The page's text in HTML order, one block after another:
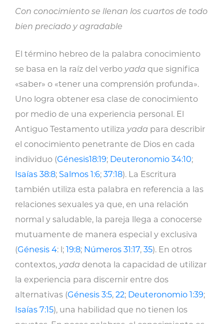
Con conocimiento se llenan los cuartos de todo
bien preciado y agradable
El término hebreo de la palabra conocimiento
se basa en la raíz del verbo yada que significa
«saber» o «tener una comprensión profunda».
Uno logra obtener esa clase de conocimiento
por medio de una experiencia personal. El
Antiguo Testamento utiliza yada para describir
el conocimiento penetrante de Dios en cada
individuo (Génesis18:19; Deuteronomio 34:10;
Isaías 38:8; Salmos 1:6; 37:18). La Escritura
también utiliza esta palabra en referencia a las
relaciones sexuales ya que, en una relación
normal y saludable, la pareja llega a conocerse
mutuamente de manera especial y exclusiva
(Génesis 4: l; 19:8; Números 31:17, 35). En otros
contextos, yada denota la capacidad de utilizar
la experiencia para discernir entre dos
alternativas (Génesis 3:5, 22; Deuteronomio 1:39;
Isaías 7:15), una habilidad que no tienen los